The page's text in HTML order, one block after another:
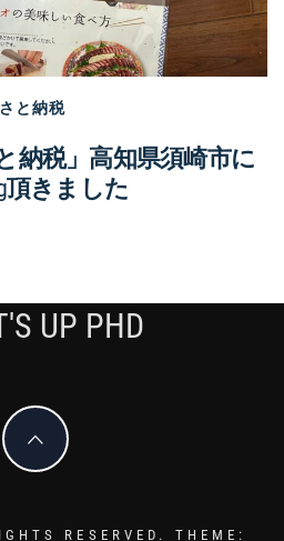
と納税
納税」高知県須崎市に
頂きました
UP PHD
RESERVED. THEME: